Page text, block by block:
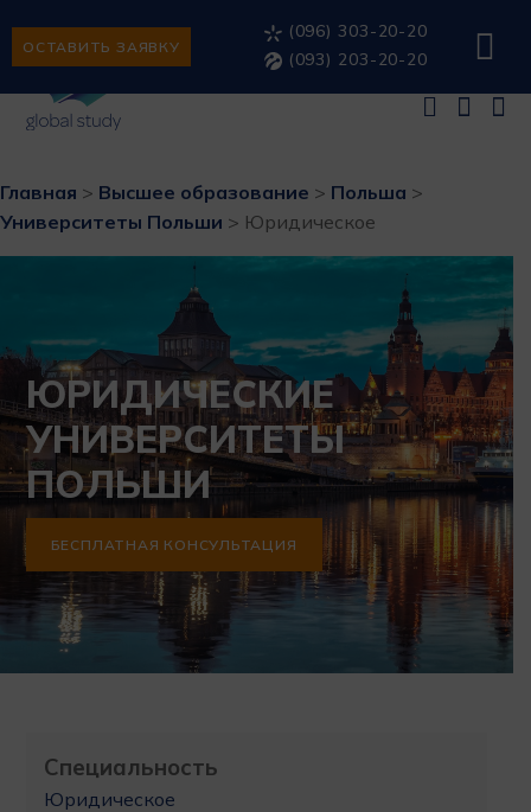
ОСТАВИТЬ ЗАЯВКУ
(096) 303-20-20
(093) 203-20-20
Главная > Высшее образование > Польша >
Университеты Польши > Юридическое
ЮРИДИЧЕСКИЕ
УНИВЕРСИТЕТЫ
ПОЛЬШИ
БЕСПЛАТНАЯ КОНСУЛЬТАЦИЯ
Специальность
Юридическое